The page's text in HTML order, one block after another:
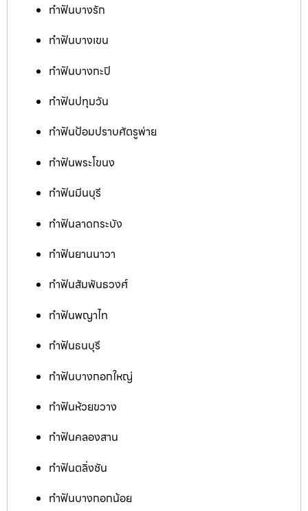
ทำฟันบางรัก
ทำฟันบางเขน
ทำฟันบางกะปิ
ทำฟันปทุมวัน
ทำฟันป้อมปราบศัตรูพ่าย
ทำฟันพระโขนง
ทำฟันมีนบุรี
ทำฟันลาดกระบัง
ทำฟันยานนาวา
ทำฟันสัมพันธวงศ์
ทำฟันพญาไท
ทำฟันธนบุรี
ทำฟันบางกอกใหญ่
ทำฟันห้วยขวาง
ทำฟันคลองสาน
ทำฟันตลิ่งชัน
ทำฟันบางกอกน้อย